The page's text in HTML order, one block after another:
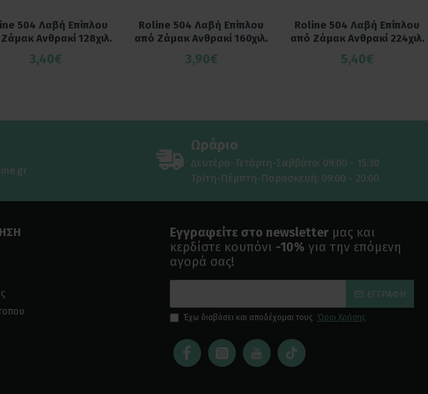
504 Λαβή Eπίπλου
Ανθρακί 128χιλ.
3,40€
Roline 504 Λαβή Eπίπλου
από Ζάμακ Ανθρακί 160χιλ.
3,90€
Roline 504 Λαβή Eπίπλου
από Ζάμακ Ανθρακί 224χιλ.
5,40€
Ωράριο
Δευτέρα-Τετάρτη-Σαββάτο: 09:00 - 15:30
Τρίτη-Πέμπτη-Παρασκευή: 09:00 - 20:00
Εγγραφείτε στο newsletterμας και
κερδίστε κουπόνι -10% για την επόμενη
αγορά σας!
ΕΓΓΡΑΦΉ
Έχω διαβάσει και αποδέχομαι τους Όροι Χρήσης